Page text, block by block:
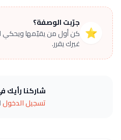
⭐
جرّبت الوصفة؟
كن أول من يقيّمها ويحكي
غيرك يقرر.
شاركنا رأيك
تسجيل الدخول